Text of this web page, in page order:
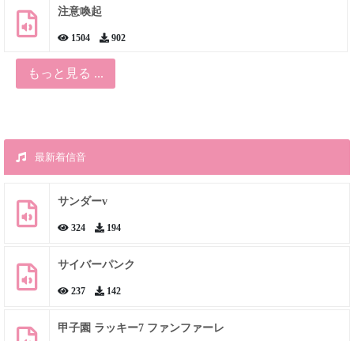
注意喚起
1504 902
もっと見る ...
最新着信音
サンダーv
324 194
サイバーパンク
237 142
甲子園 ラッキー7 ファンファーレ